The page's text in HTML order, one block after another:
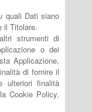
quali Dati siano
il Titolare.
strumenti di
o dei
Applicazione,
di fornire il
ulteriori finalità
Cookie Policy,